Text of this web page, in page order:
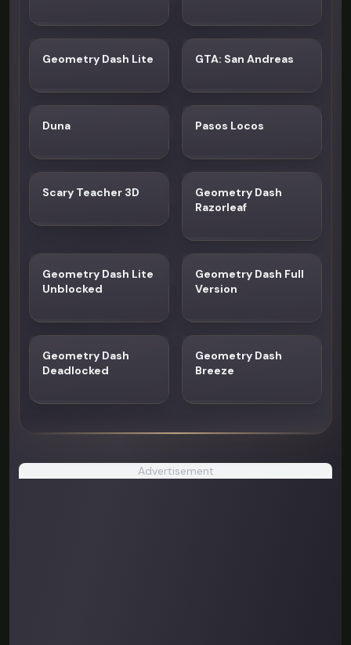
Geometry Dash Lite GTA: San Andreas
Duna Pasos Locos
Scary Teacher 3D
Geometry Dash
Razorleaf
Geometry Dash Lite
Unblocked
Geometry Dash Full
Version
Geometry Dash
Deadlocked
Geometry Dash
Breeze
Advertisement